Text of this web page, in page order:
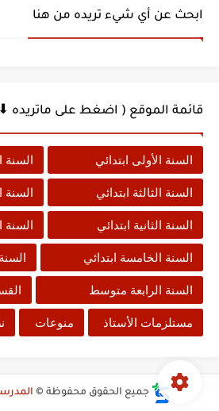
ابحث عن أي شيء تريده من هنا
قائمة الموقع ( اضغط على ماتريده
السنة الأولى ابتدائي السنة
السنة الثالثة ابتدائي السنة
السنة الثانية ابتدائي السنة
السنة الخامسة ابتدائي
السنة الرابعة متوسط
مستلزمات الأستاذ منوعات
جميع الحقوق محفوظة ©